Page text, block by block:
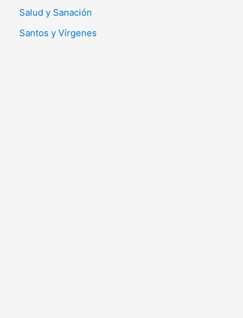
Salud y Sanación
Santos y Vírgenes